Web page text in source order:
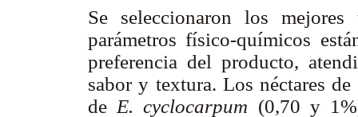
Se seleccionaron los
parámetros físico-químicos
preferencia del producto,
sabor y textura. Los néctares
de E. cyclocarpum (0,70 y